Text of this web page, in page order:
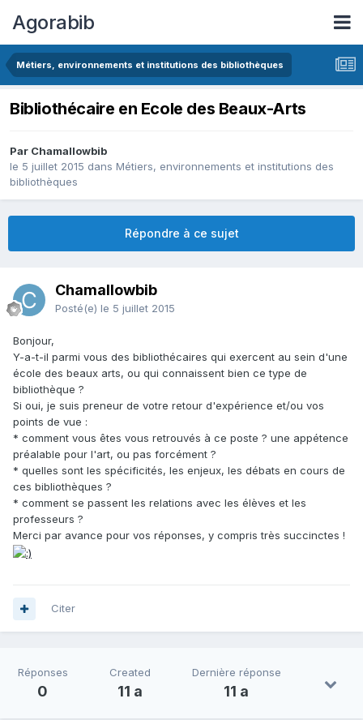
Agorabib
Métiers, environnements et institutions des bibliothèques
Bibliothécaire en Ecole des Beaux-Arts
Par Chamallowbib
le 5 juillet 2015 dans Métiers, environnements et institutions des
bibliothèques
Répondre à ce sujet
Chamallowbib
Posté(e) le 5 juillet 2015
Bonjour,
Y-a-t-il parmi vous des bibliothécaires qui exercent au sein d'une
école des beaux arts, ou qui connaissent bien ce type de
bibliothèque ?
Si oui, je suis preneur de votre retour d'expérience et/ou vos
points de vue :
* comment vous êtes vous retrouvés à ce poste ? une appétence
préalable pour l'art, ou pas forcément ?
* quelles sont les spécificités, les enjeux, les débats en cours de
ces bibliothèques ?
* comment se passent les relations avec les élèves et les
professeurs ?
Merci par avance pour vos réponses, y compris très succinctes !
Citer
Réponses
0
Created
11 a
Dernière réponse
11 a